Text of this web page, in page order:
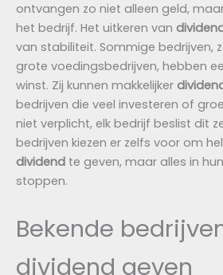
ontvangen zo niet alleen geld,
het bedrijf. Het uitkeren van
van stabiliteit. Sommige bedrijven,
grote voedingsbedrijven, hebben
winst. Zij kunnen makkelijker
bedrijven die veel investeren of
niet verplicht, elk bedrijf beslist dit
bedrijven kiezen er zelfs voor om
dividend te geven, maar alles in
stoppen.
Bekende
dividend geven